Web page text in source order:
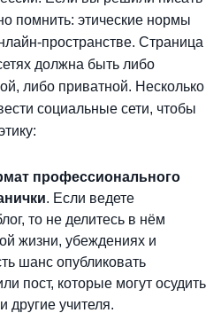
помнить: этические нормы
пространстве. Страница
должна быть либо
либо приватной. Несколько
социальные сети, чтобы
профессионального
. Если ведете
то не делитесь в нём
жизни, убеждениях и
шанс опубликовать
пост, которые могут осудить
другие учителя.